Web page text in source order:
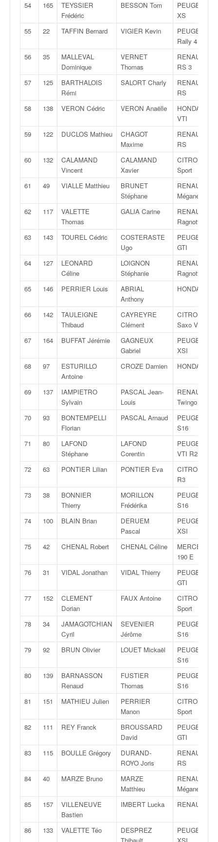
54 165
TEYSSIER
Frédéric
BESSON Tom
PEUGEOT
XS
55
22 TAFFIN Bernard VIGIER Kevin
PEUGEOT
Rally 4
56
35
MALLEVAL
Dominique
VERNET
Thomas
RENAULT
RS 3
57
125
BARTHALOIS
Rémi
SALORT Charly
RENAULT
RS
58
138 VERON Cédric VERON Anaëlle
HONDA Civic
VTI
59
122 DUCLOS Mathieu
CHAGOT
Maxime
RENAULT
RS
60
132
CALAMAND
Vincent
CALAMAND
Xavier
CITROËN AX
Sport
61
49 VIALLE Matthieu
BRUNET
Stéphane
RENAULT
Mégane RS
62
117
VALETTE
Thomas
GALIA Carine
RENAULT
Ragnotti
63
143 TOUREL Cédric
COSTERASTE
Ugo
PEUGEOT
GTI
64
127
LEONARD
Céline
LOIGNON
Stéphanie
RENAULT
Ragnotti
65
146 PERRIER Louis
ABRIAL
Anthony
HONDA Civic
66 142
TAULEIGNE
Thibaud
CAYREYRE
Clément
CITROËN
Saxo VTS
67
164 BUFFAT Jérémie
GAGNEUX
Gabriel
PEUGEOT
XSI
68
97
ESTURILLO
Antoine
CROZE Damien HONDA Civic
69 137
IAMPIETRO
Sylvain
PASCAL Jean-
Louis
RENAULT
Twingo R1
70
93
BONTEMPELLI
Florian
PASCAL Arnaud
PEUGEOT
S16
71
80
LAFOND
Stéphane
LAFOND
Corentin
PEUGEOT
VTI R2
72
63 PONTIER Lilian PONTIER Eva
CITROËN
R3
73
38
BONNIER
Thierry
MORILLON
Frédérika
PEUGEOT
S16
74
100 BLAIN Brian
DERUEM
Pascal
PEUGEOT
XSI
75
42 CHENAL Robert CHENAL Céline
MERCEDES
190 E
76
31 VIDAL Jonathan VIDAL Thierry
PEUGEOT
GTI
77
152
CLEMENT
Dorian
FAUX Antoine
CITROËN AX
Sport
78
34
JAMAGOTCHIAN
Cyril
SEVENIER
Jérôme
PEUGEOT
S16
79
92 BRUN Olivier LOUET Mickaël
PEUGEOT
S16
80
139
BARNASSON
Renaud
FUSTIER
Thomas
PEUGEOT
S16
81
151 MATHIEU Julien
PERRIER
Manon
CITROËN AX
Sport
82
111 REY Franck
BROUSSARD
David
PEUGEOT
GTI
83
115 BOULLE Grégory
DURAND-
ROYO Joris
RENAULT
RS
84
40 MARZE Bruno
MARZE
Matthieu
RENAULT
Mégane Maxi
85
157
VILLENEUVE
Bastien
IMBERT Lucka RENAULT
86 133 VALETTE Téo
DESPREZ
PEUGEOT